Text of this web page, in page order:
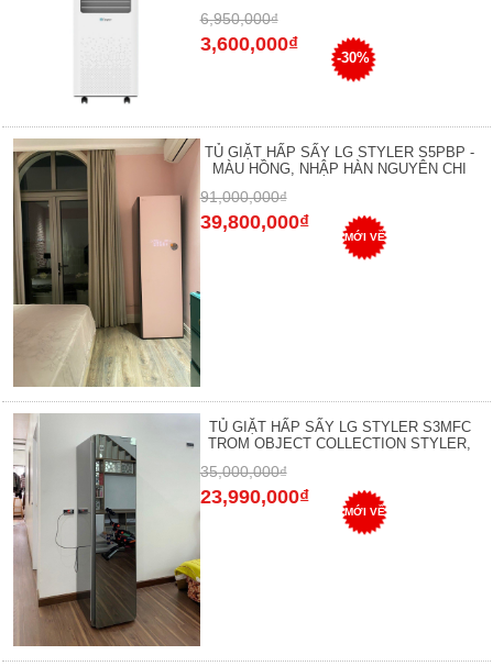
6,950,000₫
3,600,000₫
-30%
TỦ GIẶT HẤP SẤY LG STYLER S5PBP -
MÀU HỒNG, NHẬP HÀN NGUYÊN CHI
91,000,000₫
39,800,000₫
MỚI VỀ
TỦ GIẶT HẤP SẤY LG STYLER S3MFC
TROM OBJECT COLLECTION STYLER,
35,000,000₫
23,990,000₫
MỚI VỀ